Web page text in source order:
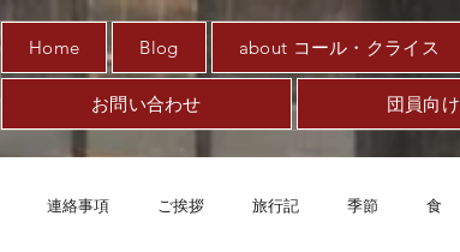
Home Blog about コール・クライス
お問い合わせ 団員向け
連絡事項 ご挨拶 旅行記 季節 食